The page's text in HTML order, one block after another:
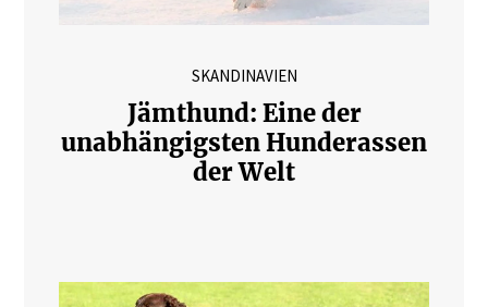
SKANDINAVIEN
Jämthund: Eine der
unabhängigsten Hunderassen
der Welt